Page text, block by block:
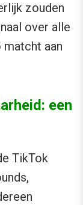
zouden
over alle
matcht aan
een
TikTok